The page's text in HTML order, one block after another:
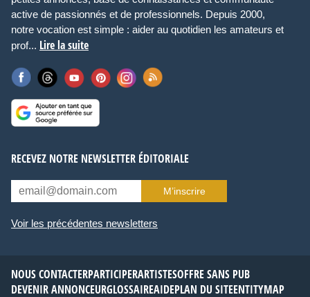
active de passionnés et de professionnels. Depuis 2000,
notre vocation est simple : aider au quotidien les amateurs et
prof... Lire la suite
RECEVEZ NOTRE NEWSLETTER ÉDITORIALE
M’inscrire
Voir les précédentes newsletters
NOUS CONTACTERPARTICIPERARTISTESOFFRE SANS PUB
DEVENIR ANNONCEURGLOSSAIREAIDEPLAN DU SITEENTITYMAP